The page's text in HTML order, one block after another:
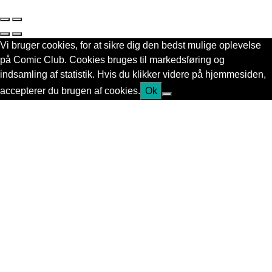
Vi bruger cookies, for at sikre dig den bedst mulige oplevelse
på Comic Club. Cookies bruges til markedsføring og
indsamling af statistik. Hvis du klikker videre på hjemmesiden,
accepterer du brugen af cookies. Ok